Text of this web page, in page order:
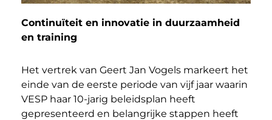
Continuïteit en innovatie in duurzaamheid
en training
Het vertrek van Geert Jan Vogels markeert het
einde van de eerste periode van vijf jaar waarin
VESP haar 10-jarig beleidsplan heeft
gepresenteerd en belangrijke stappen heeft